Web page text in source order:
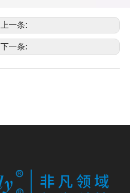
上一条:
下一条: